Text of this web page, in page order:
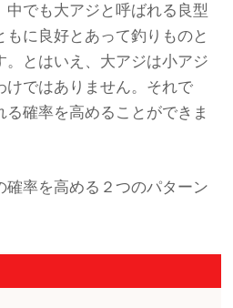
でも大アジと呼ばれる良型
に良好とあって釣りものと
。とはいえ、大アジは小アジ
けではありません。それで
る確率を高めることができま
確率を高める２つのパターン